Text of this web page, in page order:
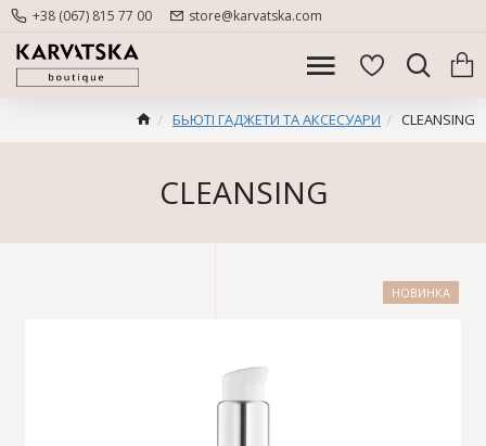
+38 (067) 815 77 00 store@karvatska.com
БЬЮТІ ГАДЖЕТИ ТА АКСЕСУАРИ CLEANSING
CLEANSING
НОВИНКА